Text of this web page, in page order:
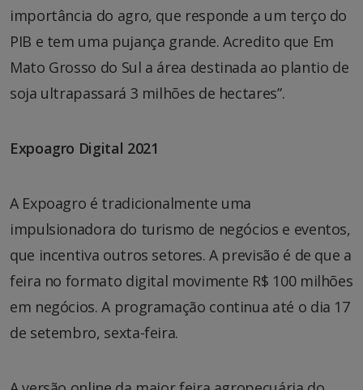
importância do agro, que responde a um terço do
PIB e tem uma pujança grande. Acredito que Em
Mato Grosso do Sul a área destinada ao plantio de
soja ultrapassará 3 milhões de hectares”.
Expoagro Digital 2021
A Expoagro é tradicionalmente uma
impulsionadora do turismo de negócios e eventos,
que incentiva outros setores. A previsão é de que a
feira no formato digital movimente R$ 100 milhões
em negócios. A programação continua até o dia 17
de setembro, sexta-feira.